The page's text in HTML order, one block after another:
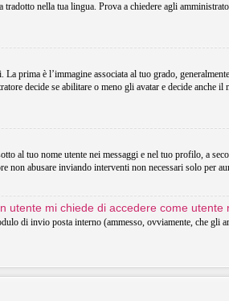
nella tua lingua. Prova a chiedere agli
prima è l’immagine associata al tuo grado,
decide se abilitare o meno gli avatar e decide
al tuo nome utente nei messaggi e nel tuo profilo, a
non abusare inviando interventi non necessari solo
utente mi chiede di accedere come utente
di invio posta interno (ammesso, ovviamente, che